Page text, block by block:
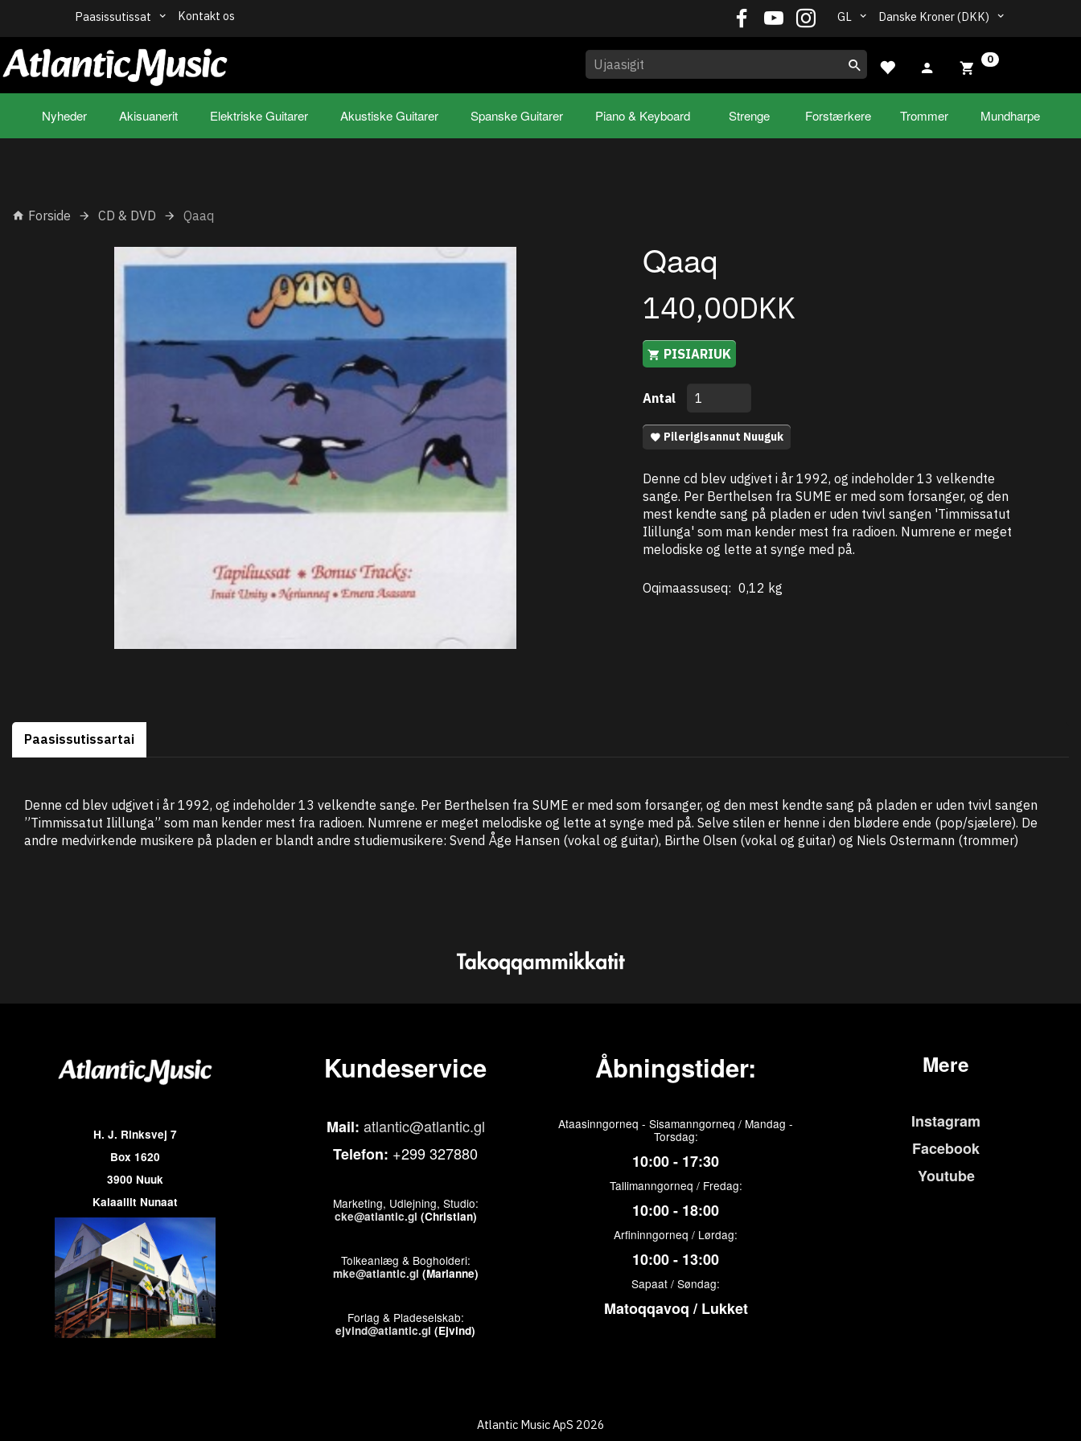
Danske Kroner (DKK)
GL
Paasissutissat Kontakt os
0
Nyheder Akisuanerit Elektriske Guitarer Akustiske Guitarer Spanske Guitarer Piano & Keyboard Strenge Forstærkere Trommer Mundharpe
Forside CD & DVD Qaaq
Qaaq
140,00DKK
PISIARIUK
Antal
Pilerigisannut Nuuguk
Denne cd blev udgivet i år 1992, og indeholder 13 velkendte
sange. Per Berthelsen fra SUME er med som forsanger, og den
mest kendte sang på pladen er uden tvivl sangen 'Timmissatut
Ilillunga' som man kender mest fra radioen. Numrene er meget
melodiske og lette at synge med på.
Oqimaassuseq: 0,12 kg
Paasissutissartai
Denne cd blev udgivet i år 1992, og indeholder 13 velkendte sange. Per Berthelsen fra SUME er med som forsanger, og den mest kendte sang på pladen er uden tvivl sangen
”Timmissatut Ilillunga” som man kender mest fra radioen. Numrene er meget melodiske og lette at synge med på. Selve stilen er henne i den blødere ende (pop/sjælere). De
andre medvirkende musikere på pladen er blandt andre studiemusikere: Svend Åge Hansen (vokal og guitar), Birthe Olsen (vokal og guitar) og Niels Ostermann (trommer)
H. J. Rinksvej 7
Box 1620
3900 Nuuk
Kalaallit Nunaat
Kundeservice
Mail: atlantic@atlantic.gl
Telefon: +299 327880
Marketing, Udlejning, Studio:
cke@atlantic.gl (Christian)
Tolkeanlæg & Bogholderi:
mke@atlantic.gl (Marianne)
Forlag & Pladeselskab:
ejvind@atlantic.gl (Ejvind)
Åbningstider:
Ataasinngorneq - Sisamanngorneq / Mandag -
Torsdag:
10:00 - 17:30
Tallimanngorneq / Fredag:
10:00 - 18:00
Arfininngorneq / Lørdag:
10:00 - 13:00
Sapaat / Søndag:
Matoqqavoq / Lukket
Mere
Instagram
Facebook
Youtube
Atlantic Music ApS 2026